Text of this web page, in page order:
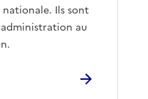
Ils sont
au